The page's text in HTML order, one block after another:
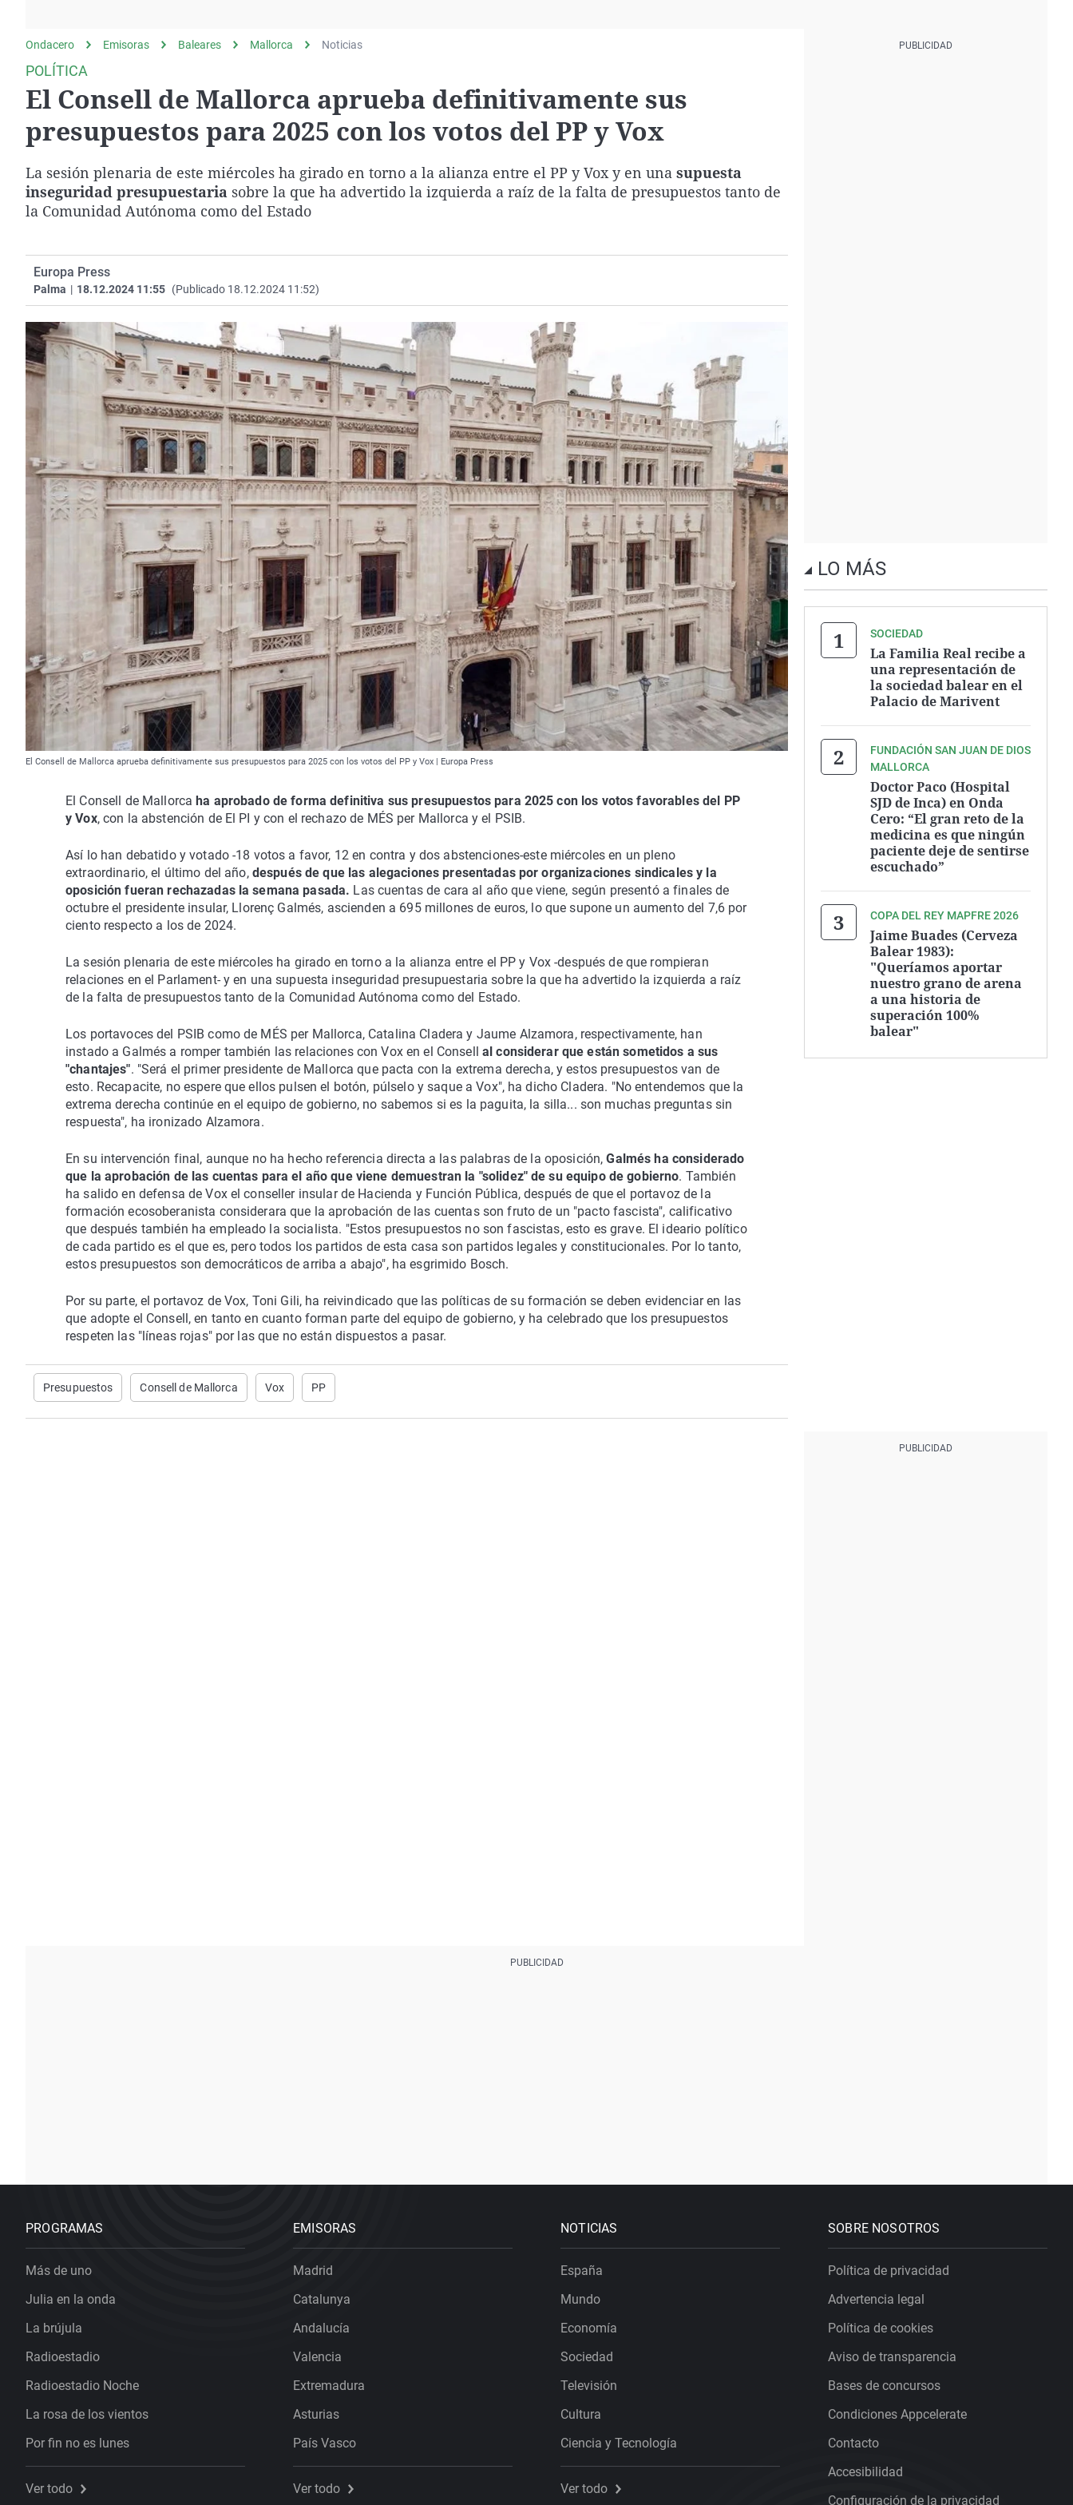
Operación Viuda
Negra
Ondacero Emisoras Baleares Mallorca Noticias
POLÍTICA
El Consell de Mallorca aprueba definitivamente sus
presupuestos para 2025 con los votos del PP y Vox
La sesión plenaria de este miércoles ha girado en torno a la alianza entre el PP y Vox y en una supuesta
inseguridad presupuestaria sobre la que ha advertido la izquierda a raíz de la falta de presupuestos tanto de
la Comunidad Autónoma como del Estado
Europa Press
Palma | 18.12.2024 11:55 (Publicado 18.12.2024 11:52)
El Consell de Mallorca aprueba definitivamente sus presupuestos para 2025 con los votos del PP y Vox | Europa Press
El Consell de Mallorca ha aprobado de forma definitiva sus presupuestos para 2025 con los votos favorables del PP
y Vox, con la abstención de El PI y con el rechazo de MÉS per Mallorca y el PSIB.
Así lo han debatido y votado -18 votos a favor, 12 en contra y dos abstenciones-este miércoles en un pleno
extraordinario, el último del año,después de que las alegaciones presentadas por organizaciones sindicales y la
oposición fueran rechazadas la semana pasada. Las cuentas de cara al año que viene, según presentó a finales de
octubre el presidente insular, Llorenç Galmés, ascienden a 695 millones de euros, lo que supone un aumento del 7,6 por
ciento respecto a los de 2024.
La sesión plenaria de este miércoles ha girado en torno a la alianza entre el PP y Vox -después de que rompieran
relaciones en el Parlament- y en una supuesta inseguridad presupuestaria sobre la que ha advertido la izquierda a raíz
de la falta de presupuestos tanto de la Comunidad Autónoma como del Estado.
Los portavoces del PSIB como de MÉS per Mallorca, Catalina Cladera y Jaume Alzamora, respectivamente, han
instado a Galmés a romper también las relaciones con Vox en el Consell al considerar que están sometidos a sus
"chantajes". "Será el primer presidente de Mallorca que pacta con la extrema derecha, y estos presupuestos van de
esto. Recapacite, no espere que ellos pulsen el botón, púlselo y saque a Vox", ha dicho Cladera. "No entendemos que la
extrema derecha continúe en el equipo de gobierno, no sabemos si es la paguita, la silla... son muchas preguntas sin
respuesta", ha ironizado Alzamora.
En su intervención final, aunque no ha hecho referencia directa a las palabras de la oposición,Galmés ha considerado
que la aprobación de las cuentas para el año que viene demuestran la "solidez" de su equipo de gobierno. También
ha salido en defensa de Vox el conseller insular de Hacienda y Función Pública, después de que el portavoz de la
formación ecosoberanista considerara que la aprobación de las cuentas son fruto de un "pacto fascista", calificativo
que después también ha empleado la socialista. "Estos presupuestos no son fascistas, esto es grave. El ideario político
de cada partido es el que es, pero todos los partidos de esta casa son partidos legales y constitucionales. Por lo tanto,
estos presupuestos son democráticos de arriba a abajo", ha esgrimido Bosch.
Por su parte, el portavoz de Vox, Toni Gili, ha reivindicado que las políticas de su formación se deben evidenciar en las
que adopte el Consell, en tanto en cuanto forman parte del equipo de gobierno, y ha celebrado que los presupuestos
respeten las "líneas rojas" por las que no están dispuestos a pasar.
Presupuestos Consell de Mallorca Vox PP
LO MÁS
SOCIEDAD
La Familia Real recibe a
una representación de
la sociedad balear en el
Palacio de Marivent
FUNDACIÓN SAN JUAN DE DIOS
MALLORCA
Doctor Paco (Hospital
SJD de Inca) en Onda
Cero: “El gran reto de la
medicina es que ningún
paciente deje de sentirse
escuchado”
COPA DEL REY MAPFRE 2026
Jaime Buades (Cerveza
Balear 1983):
"Queríamos aportar
nuestro grano de arena
a una historia de
superación 100%
balear"
PROGRAMAS
Más de uno
Julia en la onda
La brújula
Radioestadio
Radioestadio Noche
La rosa de los vientos
Por fin no es lunes
Ver todo
EMISORAS
Madrid
Catalunya
Andalucía
Valencia
Extremadura
Asturias
País Vasco
Ver todo
NOTICIAS
España
Mundo
Economía
Sociedad
Televisión
Cultura
Ciencia y Tecnología
Ver todo
SOBRE NOSOTROS
Política de privacidad
Advertencia legal
Política de cookies
Aviso de transparencia
Bases de concursos
Condiciones Appcelerate
Contacto
Accesibilidad
Configuración de la privacidad